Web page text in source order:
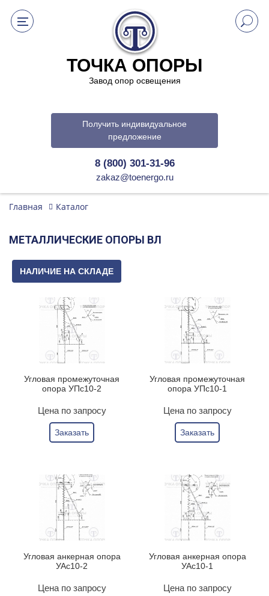
ТОЧКА ОПОРЫ
Завод опор освещения
Получить индивидуальное
предложение
8 (800) 301-31-96
zakaz@toenergo.ru
Главная Каталог
МЕТАЛЛИЧЕСКИЕ ОПОРЫ ВЛ
НАЛИЧИЕ НА СКЛАДЕ
Угловая промежуточная
опора УПс10-2
Цена по запросу
Заказать
Угловая промежуточная
опора УПс10-1
Цена по запросу
Заказать
Угловая анкерная опора
УАс10-2
Цена по запросу
Угловая анкерная опора
УАс10-1
Цена по запросу